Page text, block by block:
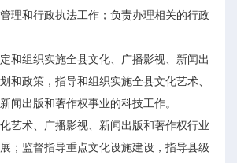
理和行政执法工作；负责办理相关的行政
定和组织实施全县文化、广播影视、新闻出
和政策，指导和组织实施全县文化艺术、
闻出版和著作权事业的科技工作。
化艺术、广播影视、新闻出版和著作权行业
；监督指导重点文化设施建设，指导县级